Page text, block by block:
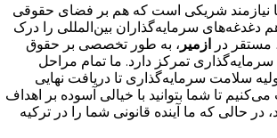
نیازمند شریکی است که هم بر فضای حقوقی
دغدغه‌های سرمایه‌گذاران بین‌المللی را درک
مستقر در ازمیر ، به طور تخصصی بر حقوق
سرمایه‌گذاری تمرکز دارد. ما تمام مراحل
سلامت سرمایه‌گذاری تا دریافت نهایی
تا شما بتوانید با خیالی آسوده بر اهداف
در حالی که ما آینده قانونی شما را در ترکیه